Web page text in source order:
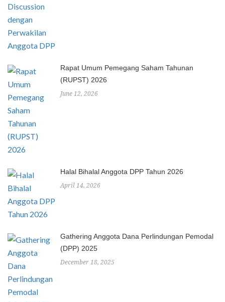
Rapat Umum Pemegang Saham Tahunan
(RUPST) 2026
June 12, 2026
Halal Bihalal Anggota DPP Tahun 2026
April 14, 2026
Gathering Anggota Dana Perlindungan Pemodal
(DPP) 2025
December 18, 2025